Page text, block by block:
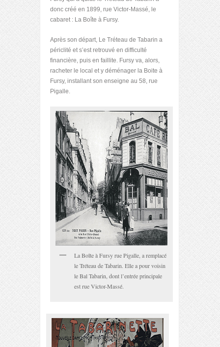
donc créé en 1899, rue Victor-Massé, le
cabaret : La Boîte à Fursy.
Après son départ, Le Tréteau de Tabarin a
périclité et s’est retrouvé en difficulté
financière, puis en faillite. Fursy va, alors,
racheter le local et y déménager la Boite à
Fursy, installant son enseigne au 58, rue
Pigalle.
La Boîte à Fursy rue Pigalle, a remplacé
le Tréteau de Tabarin. Elle a pour voisin
le Bal Tabarin, dont l’entrée principale
est rue Victor-Massé.